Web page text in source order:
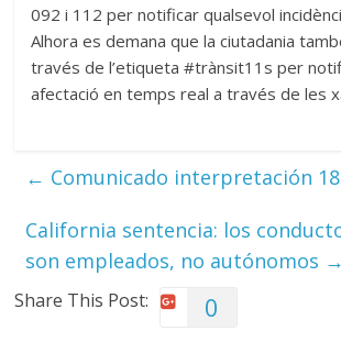
092 i 112 per notificar qualsevol
Alhora es demana que la ciutadania
través de l’etiqueta #trànsit11s per
afectació en temps real a través de les
← Comunicado interpretación
California sentencia: los
son empleados, no autónomos →
Share This Post: 0